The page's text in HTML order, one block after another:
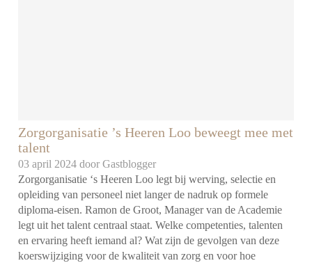
Zorgorganisatie ’s Heeren Loo beweegt mee met
talent
03 april 2024 doorGastblogger
Zorgorganisatie ‘s Heeren Loo legt bij werving, selectie en
opleiding van personeel niet langer de nadruk op formele
diploma-eisen. Ramon de Groot, Manager van de Academie
legt uit het talent centraal staat. Welke competenties, talenten
en ervaring heeft iemand al? Wat zijn de gevolgen van deze
koerswijziging voor de kwaliteit van zorg en voor hoe